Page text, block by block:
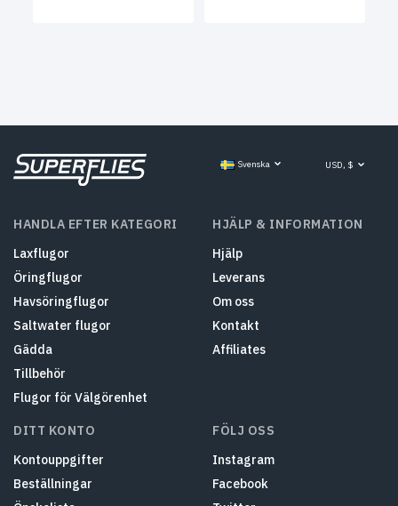
Svenska USD, $
HANDLA EFTER KATEGORI
Laxflugor
Öringflugor
Havsöringflugor
Saltwater flugor
Gädda
Tillbehör
Flugor för Välgörenhet
HJÄLP & INFORMATION
Hjälp
Leverans
Om oss
Kontakt
Affiliates
DITT KONTO
Kontouppgifter
Beställningar
FÖLJ OSS
Instagram
Facebook